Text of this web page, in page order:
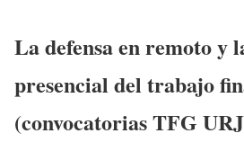
La defensa en remoto y
presencial del trabajo
(convocatorias TFG